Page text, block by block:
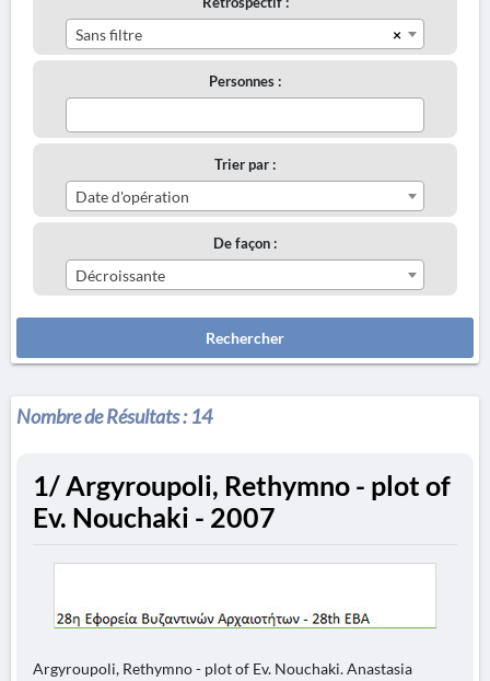
×
Sans filtre
Personnes :
Trier par :
Date d'opération
De façon :
Décroissante
Rechercher
Nombre de Résultats :14
1/ Argyroupoli, Rethymno - plot of
Ev. Nouchaki - 2007
Argyroupoli, Rethymno - plot of Ev. Nouchaki. Anastasia